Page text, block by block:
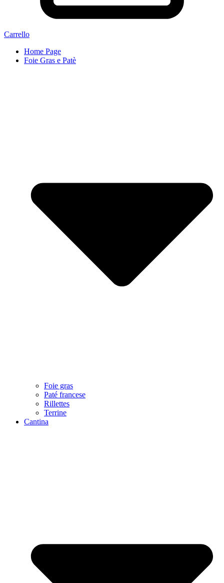
Carrello
Home Page
Foie Gras e Patè
Foie gras
Paté francese
Rillettes
Terrine
Cantina